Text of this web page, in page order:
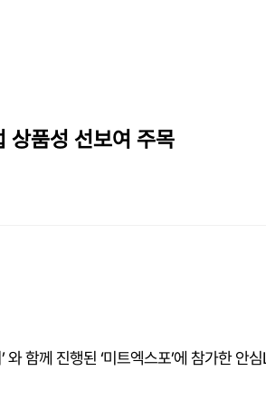
상품성 선보여 주목
함께 진행된 ‘미트엑스포’에 참가한